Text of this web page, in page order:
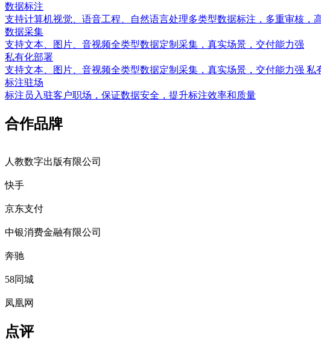
数据标注
支持计算机视觉、语音工程、自然语言处理多类型数据标注，多重审核，
数据采集
支持文本、图片、音视频全类型数据定制采集，真实场景，交付能力强
私有化部署
支持文本、图片、音视频全类型数据定制采集，真实场景，交付能力强
标注驻场
标注员入驻客户职场，保证数据安全，提升标注效率和质量
合作品牌
人教数字出版有限公司
快手
京东支付
中银消费金融有限公司
奔驰
58同城
凤凰网
点评